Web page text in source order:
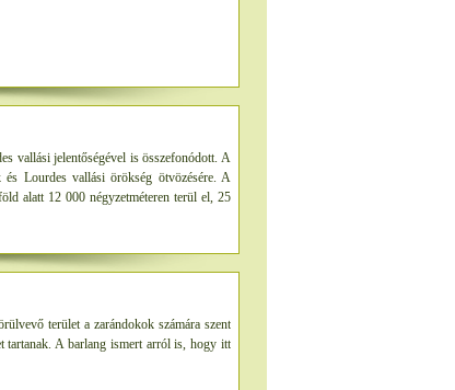
vallási jelentőségével is összefonódott. A
és Lourdes vallási örökség ötvözésére. A
alatt 12 000 négyzetméteren terül el, 25
terület a zarándokok számára szent
tartanak. A barlang ismert arról is, hogy itt